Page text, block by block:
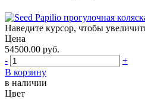
Наведите курсор, чтобы
Цена
54500.00 руб.
-
+
В корзину
в наличии
Цвет